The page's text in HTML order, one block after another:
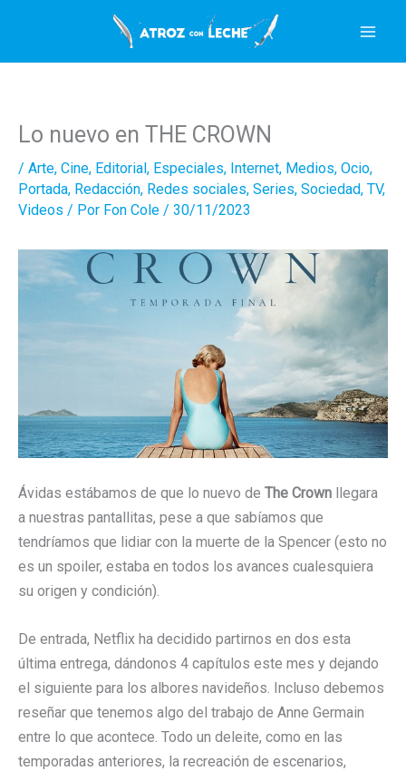
contenido
Lo nuevo en THE CROWN
/ Arte, Cine, Editorial, Especiales, Internet, Medios, Ocio,
Portada, Redacción, Redes sociales, Series, Sociedad, TV,
Videos / Por Fon Cole / 30/11/2023
Ávidas estábamos de que lo nuevo de The Crown llegara
a nuestras pantallitas, pese a que sabíamos que
tendríamos que lidiar con la muerte de la Spencer (esto no
es un spoiler, estaba en todos los avances cualesquiera
su origen y condición).
De entrada, Netflix ha decidido partirnos en dos esta
última entrega, dándonos 4 capítulos este mes y dejando
el siguiente para los albores navideños. Incluso debemos
reseñar que tenemos algo del trabajo de Anne Germain
entre lo que acontece. Todo un deleite, como en las
temporadas anteriores, la recreación de escenarios,